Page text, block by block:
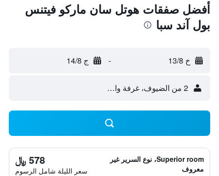
أفضل صفقات هوتل سان ماركو فيتنس
بول آند سبا
خ 13/8 - ج 14/8
2 من الضيوف، غرفة واحدة
Superior room، نوع السرير غير
معروف
578 ﷼
سعر الليلة شامل الرسوم